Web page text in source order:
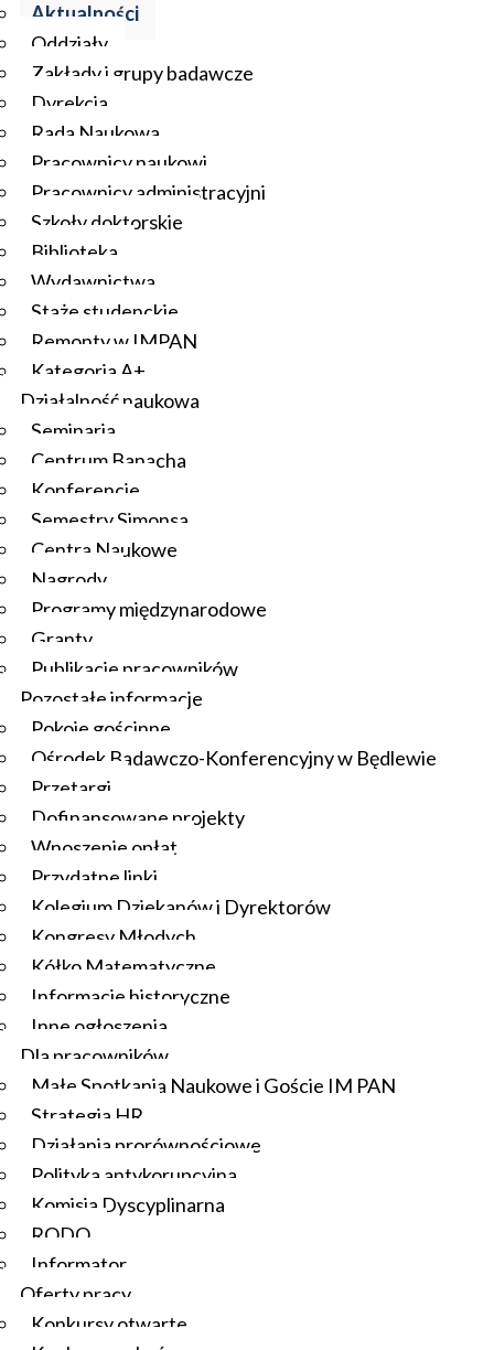
Aktualności
Oddziały
Zakłady i grupy badawcze
Dyrekcja
Rada Naukowa
Pracownicy naukowi
Pracownicy administracyjni
Szkoły doktorskie
Biblioteka
Wydawnictwa
Staże studenckie
Remonty w IMPAN
Kategoria A+
Działalność naukowa
Seminaria
Centrum Banacha
Konferencje
Semestry Simonsa
Centra Naukowe
Nagrody
Programy międzynarodowe
Granty
Publikacje pracowników
Pozostałe informacje
Pokoje gościnne
Ośrodek Badawczo-Konferencyjny w Będlewie
Przetargi
Dofinansowane projekty
Wnoszenie opłat
Przydatne linki
Kolegium Dziekanów i Dyrektorów
Kongresy Młodych
Kółko Matematyczne
Informacje historyczne
Inne ogłoszenia
Dla pracowników
Małe Spotkania Naukowe i Goście IM PAN
Strategia HR
Działania prorównościowe
Polityka antykorupcyjna
Komisja Dyscyplinarna
RODO
Informator
Oferty pracy
Konkursy otwarte